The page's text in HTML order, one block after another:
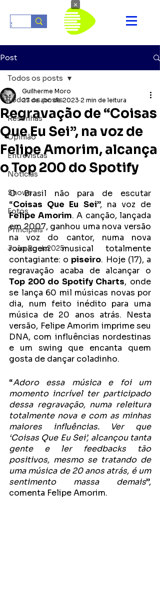
Post
Todos os posts
Resenhas
Opinião
Entrevistas
Notícias
Shows
Fotos
Principais
João Rock 2025
Todos os posts
Regravação de “Coisas
Que Eu Sei”, na voz de
Felipe Amorim, alcança
o Top 200 do Spotify
Guilherme Moro
27 de abr. de 2023 2 min de leitura
O Brasil não para de escutar
“Coisas Que Eu Sei
Felipe Amorim. A canção, lançada
em 2007, ganhou uma nova versão
na voz do cantor, numa nova
roupagem musical totalmente
contagiante: o piseiro. Hoje (17), a
regravação acaba de alcançar o
Top 200 do Spotify Charts, onde
se lança 60 mil músicas novas por
dia, num feito inédito para uma
música de 20 anos atrás. Nesta
versão, Felipe Amorim imprime seu
DNA, com influências nordestinas
e um swing que encanta quem
gosta de dançar coladinho.
“Adoro essa música e foi um
momento incrível ter participado
dessa regravação, numa releitura
totalmente nova e com as minhas
maiores influências. Ver que
‘Coisas Que Eu Sei’, alcançou tanta
gente e ler feedbacks tão
positivos, mesmo se tratando de
uma música de 20 anos atrás, é um
sentimento massa demais”,
comenta Felipe Amorim.
×